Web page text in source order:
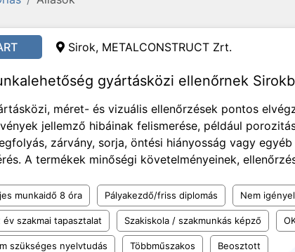
Sirok, METALCONSTRUCT Zrt.
gyártásközi ellenőrnek
méret- és vizuális ellenőrzések pontos
jellemző hibáinak felismerése, például
zárvány, sorja, öntési hiányosság vagy
A termékek minőségi követelményeinek,
munkaidő 8 óra Pályakezdő/friss diplomás Nem
év szakmai tapasztalat Szakiskola / szakmunkás képző
szükséges nyelvtudás Többműszakos Beosztott